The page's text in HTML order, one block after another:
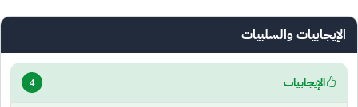
الإيجابيات والسلبيات
الإيجابيات 4